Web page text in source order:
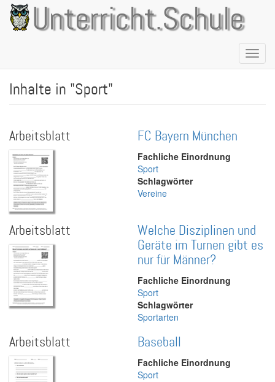
Direkt
zum
Inhalt
Unterricht.Schule
Inhalte in "Sport"
Arbeitsblatt FC Bayern München
Fachliche Einordnung
Sport
Schlagwörter
Vereine
Arbeitsblatt
Welche Disziplinen und
Geräte im Turnen gibt es
nur für Männer?
Fachliche Einordnung
Sport
Schlagwörter
Sportarten
Arbeitsblatt Baseball
Fachliche Einordnung
Sport